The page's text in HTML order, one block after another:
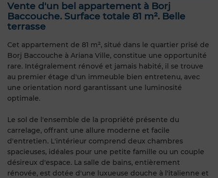
Vente d'un bel appartement à Borj
Baccouche. Surface totale 81 m². Belle
terrasse
Cet appartement de 81 m², situé dans le quartier prisé de
Borj Baccouche à Ariana Ville, constitue une opportunité
rare. Intégralement rénové et jamais habité, il se trouve
au premier étage d'un immeuble bien entretenu, avec
une orientation nord garantissant une luminosité
optimale.
Le sol de l'ensemble de la propriété présente du
carrelage, offrant une allure moderne et facile
d'entretien. L'intérieur comprend deux chambres
spacieuses, idéales pour une petite famille ou un couple
désireux d'espace. La salle de bains, entièrement
rénovée, est dotée d'une luxueuse douche à l'italienne et